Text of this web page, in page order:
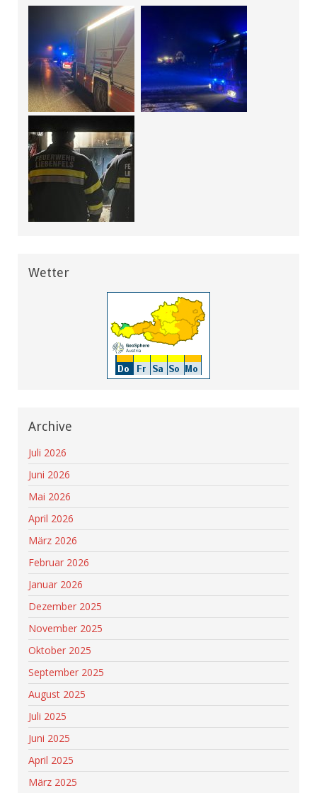
Wetter
Archive
Juli 2026
Juni 2026
Mai 2026
April 2026
März 2026
Februar 2026
Januar 2026
Dezember 2025
November 2025
Oktober 2025
September 2025
August 2025
Juli 2025
Juni 2025
April 2025
März 2025